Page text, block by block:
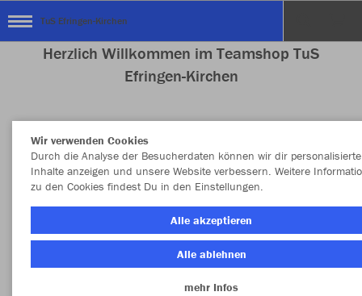
TuS Efringen-Kirchen
Herzlich Willkommen im Teamshop TuS
Efringen-Kirchen
Nachhaltig Farbe
Wir verwenden Cookies
Durch die Analyse der Besucherdaten können wir dir personalisierte
Inhalte anzeigen und unsere Website verbessern. Weitere
zu den Cookies findest Du in den Einstellungen.
Alle akzeptieren
Alle ablehnen
mehr Infos